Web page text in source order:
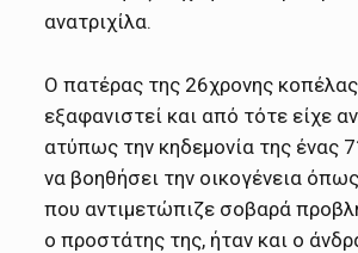
ανατριχίλα.
Ο πατέρας της 26χρονης κοπέλας
εξαφανιστεί και από τότε είχε
ατύπως την κηδεμονία της ένας
να βοηθήσει την οικογένεια
που αντιμετώπιζε σοβαρά
ο προστάτης της, ήταν και ο